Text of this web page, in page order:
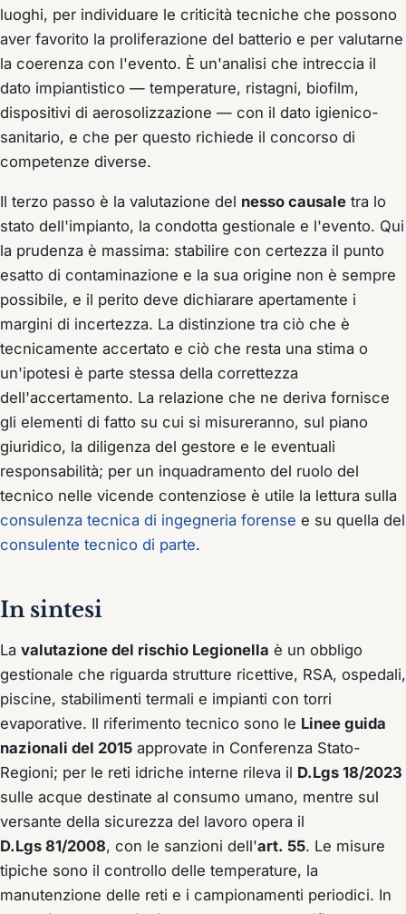
luoghi, per individuare le criticità tecniche che possono
aver favorito la proliferazione del batterio e per valutarne
la coerenza con l'evento. È un'analisi che intreccia il
dato impiantistico — temperature, ristagni, biofilm,
dispositivi di aerosolizzazione — con il dato igienico-
sanitario, e che per questo richiede il concorso di
competenze diverse.
Il terzo passo è la valutazione del nesso causale tra lo
stato dell'impianto, la condotta gestionale e l'evento. Qui
la prudenza è massima: stabilire con certezza il punto
esatto di contaminazione e la sua origine non è sempre
possibile, e il perito deve dichiarare apertamente i
margini di incertezza. La distinzione tra ciò che è
tecnicamente accertato e ciò che resta una stima o
un'ipotesi è parte stessa della correttezza
dell'accertamento. La relazione che ne deriva fornisce
gli elementi di fatto su cui si misureranno, sul piano
giuridico, la diligenza del gestore e le eventuali
responsabilità; per un inquadramento del ruolo del
tecnico nelle vicende contenziose è utile la lettura sulla
consulenza tecnica di ingegneria forense e su quella del
consulente tecnico di parte.
In sintesi
La valutazione del rischio Legionella è un obbligo
gestionale che riguarda strutture ricettive, RSA, ospedali,
piscine, stabilimenti termali e impianti con torri
evaporative. Il riferimento tecnico sono le Linee guida
nazionali del 2015 approvate in Conferenza Stato-
Regioni; per le reti idriche interne rileva il D.Lgs 18/2023
sulle acque destinate al consumo umano, mentre sul
versante della sicurezza del lavoro opera il
D.Lgs 81/2008, con le sanzioni dell'art. 55. Le misure
tipiche sono il controllo delle temperature, la
manutenzione delle reti e i campionamenti periodici. In